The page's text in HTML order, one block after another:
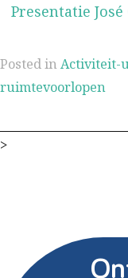
Presentatie
Posted in Activiteit-
ruimtevoorlopen
>